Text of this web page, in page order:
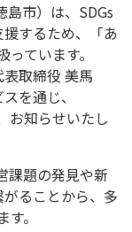
市）は、SDGs
するため、「あ
ています。
取締役 美馬
を通じ、
お知らせいたし
課題の発見や新
ることから、多
。